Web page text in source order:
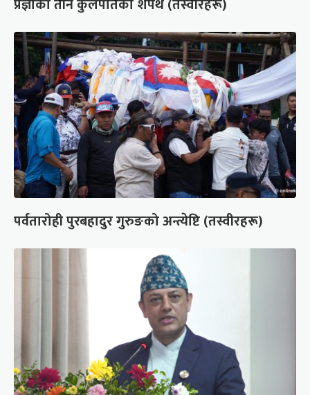
प्रज्ञाका तीन कुलपतिको शपथ (तस्वीरहरू)
पर्वतारोही पुरबहादुर गुरुङको अन्त्येष्टि (तस्वीरहरू)